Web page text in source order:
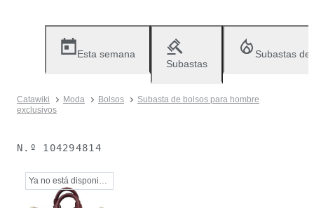
Esta semana
Subastas
Subastas
Catawiki Moda Bolsos
Subasta de bolsos para hombre
exclusivos
N.º 104294814
Ya no está disponible